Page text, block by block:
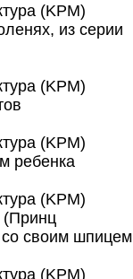
(KPM)
из серии
(KPM)
(KPM)
ребенка
(KPM)
(Принц
своим шпицем
(KPM)